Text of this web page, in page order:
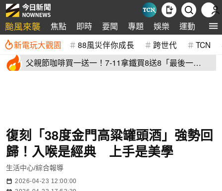
颱風來襲 焦點 即時 要聞 專題 娛樂 運動 全球
新電玩大觀園 88風災伴你成長 跨世代 TCN
父親節咖啡買一送一！7-11拿鐵買8送8「最後一
復刻「38度金門高粱罐頭酒」強勢回
歸！入喉是經典 上手是美學
生活中心/綜合報導
2026-04-23 12:00:00